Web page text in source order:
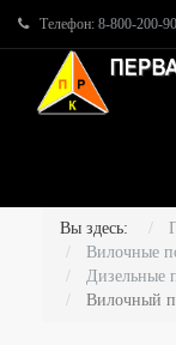
Телефон: 8-800-200-
Вы здесь:
Вилочные
Дизельные
Вилочный